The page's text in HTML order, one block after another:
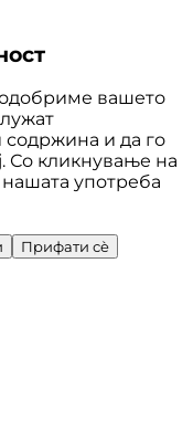
вашето
и да го
Со кликнување на
нашата употреба
Прифати сè